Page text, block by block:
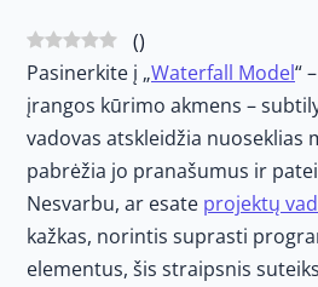
()
Pasinerkite į „Waterfall Model“
įrangos kūrimo akmens –
vadovas atskleidžia nuoseklias
pabrėžia jo pranašumus ir
Nesvarbu, ar esate projektų
kažkas, norintis suprasti
elementus, šis straipsnis